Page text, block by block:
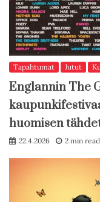
Tapahtumat Jutut
Englannin The
huomisen
22.4.2026 2 min read